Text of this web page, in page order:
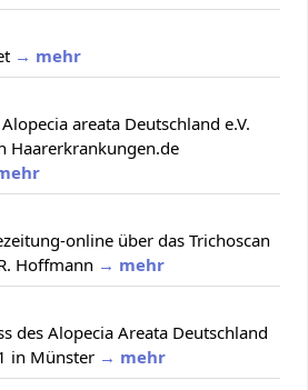
→ mehr
areata Deutschland e.V.
Haarerkrankungen.de
online über das Trichoscan
Hoffmann → mehr
des Alopecia Areata Deutschland
in Münster → mehr